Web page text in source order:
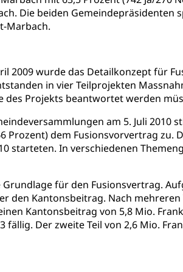
Die beiden
Marbach.
2009 wurde das Detailkonzept für
in vier Teilprojekten
des Projekts beantwortet werden
am 5. Juli
Prozent) dem Fusionsvorvertrag zu.
starteten. In verschiedenen
für den Fusionsvertrag.
den Kantonsbeitrag. Nach
Kantonsbeitrag von 5,8 Mio.
fällig. Der zweite Teil von 2,6 Mio.
Ambulant vor stationär, AVOS,
Altersvorsorge,
AHV-Hinterlassenenrente (WAS
(EL) (WAS Luzern)
geistige Behinderung, psychische
Behinderungen
Hochschulbibliothek